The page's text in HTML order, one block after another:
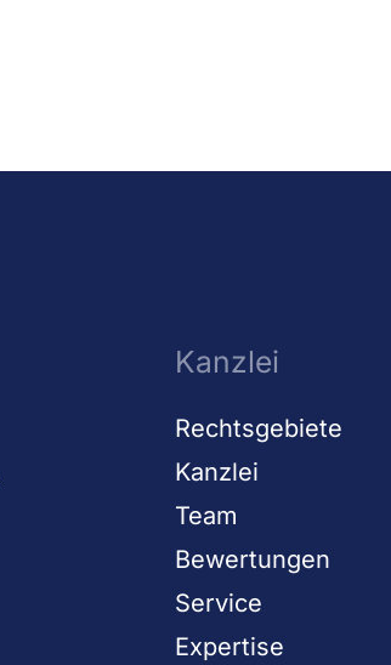
Kanzlei
Rechtsgebiete
Kanzlei
Team
Bewertungen
Service
Expertise